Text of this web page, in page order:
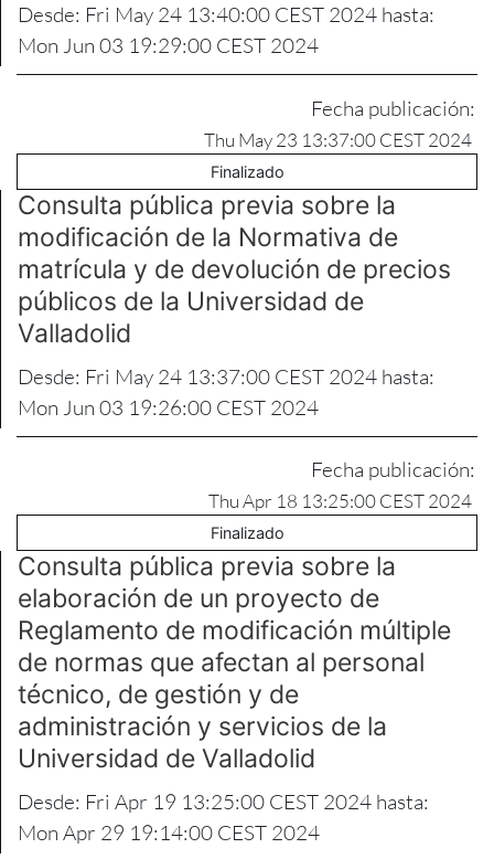
Desde: Fri May 24 13:40:00 CEST 2024 hasta:
Mon Jun 03 19:29:00 CEST 2024
Fecha publicación:
Thu May 23 13:37:00 CEST 2024
Finalizado
Consulta pública previa sobre la
modificación de la Normativa de
matrícula y de devolución de precios
públicos de la Universidad de
Valladolid
Desde: Fri May 24 13:37:00 CEST 2024 hasta:
Mon Jun 03 19:26:00 CEST 2024
Fecha publicación:
Thu Apr 18 13:25:00 CEST 2024
Finalizado
Consulta pública previa sobre la
elaboración de un proyecto de
Reglamento de modificación múltiple
de normas que afectan al personal
técnico, de gestión y de
administración y servicios de la
Universidad de Valladolid
Desde: Fri Apr 19 13:25:00 CEST 2024 hasta:
Mon Apr 29 19:14:00 CEST 2024